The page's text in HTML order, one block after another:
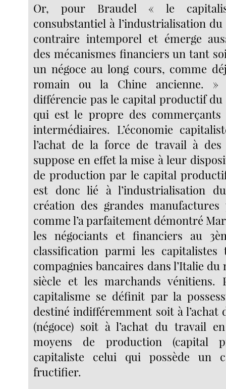
Or, pour Braudel « le
consubstantiel à l’industrialisation
contraire intemporel et émerge
des mécanismes financiers un tant
un négoce au long cours, comme
romain ou la Chine ancienne. »
différencie pas le capital productif
qui est le propre des
intermédiaires. L’économie
l’achat de la force de travail à
suppose en effet la mise à leur
de production par le capital
est donc lié à l’industrialisation
création des grandes
comme l’a parfaitement démontré
les négociants et financiers au
classification parmi les capitalistes
compagnies bancaires dans l’Italie
siècle et les marchands vénitiens.
capitalisme se définit par la
destiné indifféremment soit à l’achat
(négoce) soit à l’achat du travail
moyens de production (capital
capitaliste celui qui possède un
fructifier.